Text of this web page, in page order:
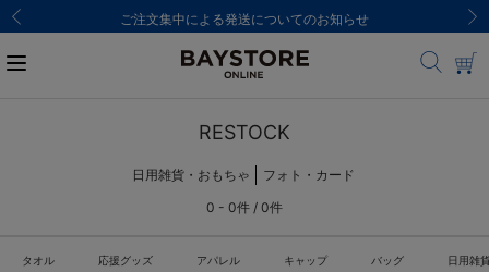
ご注文集中による発送についてのお知らせ
RESTOCK
日用雑貨・おもちゃ
フォト・カード
0 - 0件 / 0件
タオル 応援グッズ アパレル キャップ バッグ 日用雑